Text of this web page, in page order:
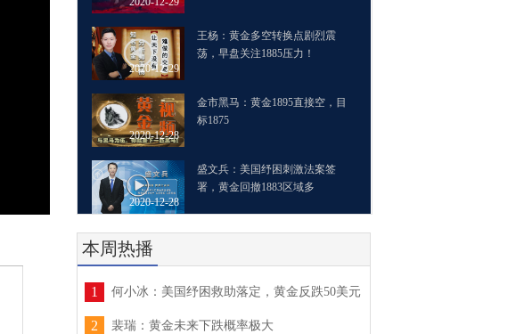
2020-12-29
王杨：黄金多空转换点剧烈震
荡，早盘关注1885压力！
2020-12-28
金市黑马：黄金1895直接空，目
标1875
2020-12-28
盛文兵：美国纾困刺激法案签
署，黄金回撤1883区域多
本周热播
1 何小冰：美国纾困救助落定，黄金反跌50美元
2 裴瑞：黄金未来下跌概率极大